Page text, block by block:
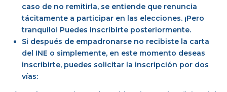
caso de no remitirla, se entiende que renuncia
tácitamente a participar en las elecciones. ¡Pero
tranquilo! Puedes inscribirte posteriormente.
Si después de empadronarse no recibiste la carta
del INE o simplemente, en este momento deseas
inscribirte, puedes solicitar la inscripción por dos
vías: